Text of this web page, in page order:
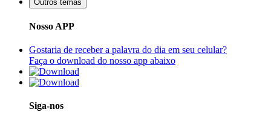
Outros temas
Nosso APP
Gostaria de receber a palavra do dia em seu celular?
Faça o download do nosso app abaixo
Siga-nos